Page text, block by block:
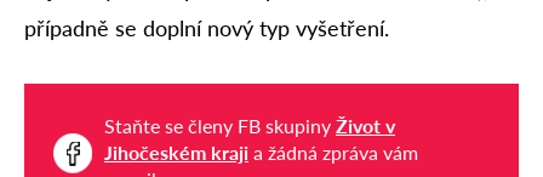
případně se doplní nový typ vyšetření.
Staňte se členy FB skupiny Život v
Jihočeském kraji a žádná zpráva vám